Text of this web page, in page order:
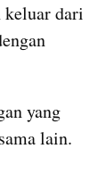
keluar dari
yang
lain.